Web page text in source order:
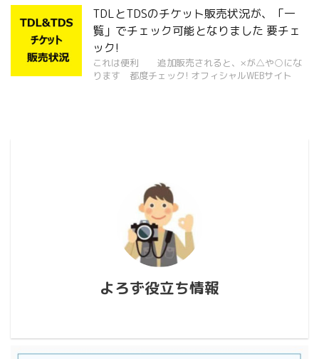
TDLとTDSのチケット販売状況が、「一
覧」でチェック可能となりました 要チェ
ック!
これは便利 追加販売されると、×が△や○にな
ります 都度チェック! オフィシャルWEBサイト
よろず役立ち情報